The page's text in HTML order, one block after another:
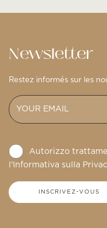
Newsletter
Restez informés sur les
Autorizzo
l'Informativa sulla
INSCRIVEZ-VOUS